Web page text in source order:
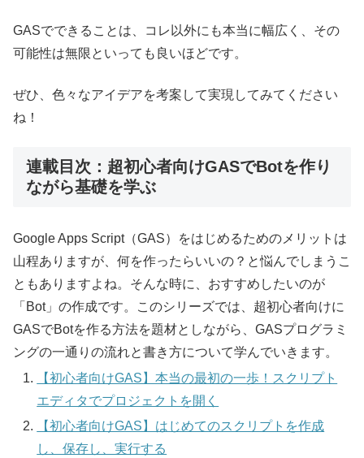
GASでできることは、コレ以外にも本当に幅広く、その
可能性は無限といっても良いほどです。
ぜひ、色々なアイデアを考案して実現してみてください
ね！
連載目次：超初心者向けGASでBotを作り
ながら基礎を学ぶ
Google Apps Script（GAS）をはじめるためのメリットは
山程ありますが、何を作ったらいいの？と悩んでしまうこ
ともありますよね。そんな時に、おすすめしたいのが
「Bot」の作成です。このシリーズでは、超初心者向けに
GASでBotを作る方法を題材としながら、GASプログラミ
ングの一通りの流れと書き方について学んでいきます。
【初心者向けGAS】本当の最初の一歩！スクリプト
エディタでプロジェクトを開く
【初心者向けGAS】はじめてのスクリプトを作成
し、保存し、実行する